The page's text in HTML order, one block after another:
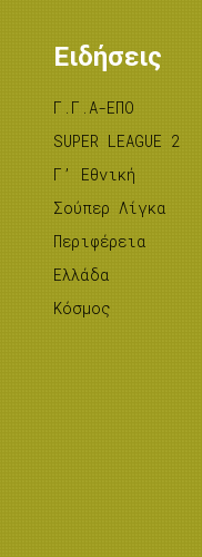
Ειδήσεις
Γ.Γ.Α-ΕΠΟ
SUPER LEAGUE 2
Γ’ Εθνική
Σούπερ Λίγκα
Περιφέρεια
Ελλάδα
Κόσμος